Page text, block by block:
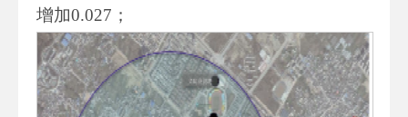
增加0.027；